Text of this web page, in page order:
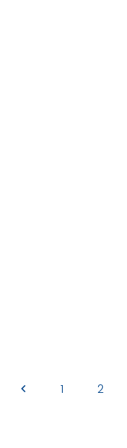
1 2